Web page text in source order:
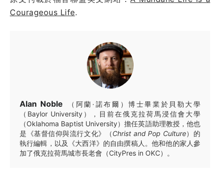
Courageous Life.
Alan Noble
（阿蘭·諾布爾）博士畢業於貝勒大學
（Baylor University），目前在俄克拉荷馬浸信會大學
（Oklahoma Baptist University）擔任英語助理教授，他也
是《基督信仰與流行文化》（Christ and Pop Culture）的
執行編輯，以及《大西洋》的自由撰稿人。他和他的家人參
加了俄克拉荷馬城市長老會（CityPres in OKC）。